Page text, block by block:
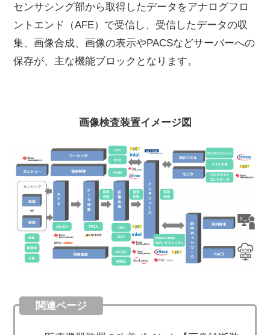
センサシング部から取得したデータをアナログフロ
ントエンド（AFE）で受信し、受信したデータの収
集、画像合成、画像の表示やPACSなどサーバーへの
保存が、主な機能ブロックとなります。
画像検査装置イメージ図
関連ページ